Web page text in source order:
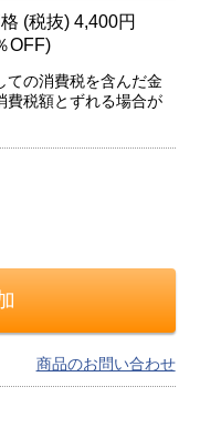
格 (税抜)4,400円
OFF)
の消費税を含んだ金
費税額とずれる場合が
商品のお問い合わせ